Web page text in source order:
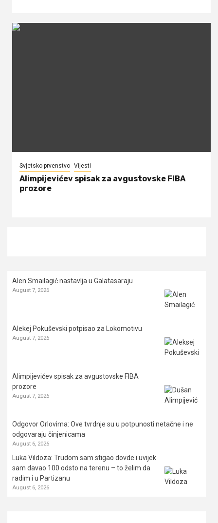
Svjetsko prvenstvo Vijesti
Alimpijevićev spisak za avgustovske FIBA
prozore
Alen Smailagić nastavlja u Galatasaraju
August 7, 2026
Alekej Pokuševski potpisao za Lokomotivu
August 7, 2026
Alimpijevićev spisak za avgustovske FIBA
prozore
August 7, 2026
Odgovor Orlovima: ​Ove tvrdnje su u potpunosti netačne i ne
odgovaraju činjenicama
August 6, 2026
Luka Vildoza: Trudom sam stigao dovde i uvijek
sam davao 100 odsto na terenu – to želim da
radim i u Partizanu
August 6, 2026